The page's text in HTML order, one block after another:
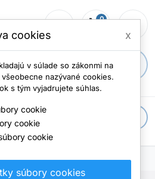
person_outline shopping_cart
0
Početmenu
kategórie
nás
cookies x
v súlade so zákonmi na
nazývané cookies.
s tým vyjadrujete súhlas.
cookie
cookie
cookie
súbory cookies